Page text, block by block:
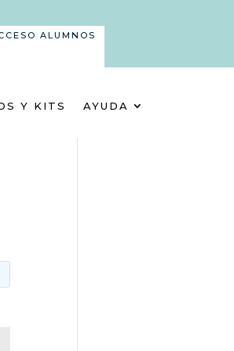
ALUMNOS
Y KITS AYUDA